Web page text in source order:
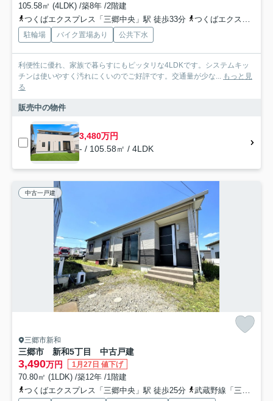
105.58㎡ (4LDK) /築8年 /2階建
つくばエクスプレス「三郷中央」駅 徒歩33分
つくばエクスプレス「八潮」駅 徒歩38分
駐輪場 バイク置場あり 公共下水
利便性に優れ、家族で暮らすにもピッタリな4LDKです。システムキッ
チンは使いやすく汚れにくいのでご好評です。交通量が少な... もっと見
る
販売中の物件
3,480万円
- / 105.58㎡ / 4LDK
中古一戸建
三郷市新和
三郷市 新和5丁目 中古戸建
3,490万円 1月27日 値下げ
70.80㎡ (1LDK) /築12年 /1階建
つくばエクスプレス「三郷中央」駅 徒歩25分
武蔵野線「三郷」駅 徒歩56分